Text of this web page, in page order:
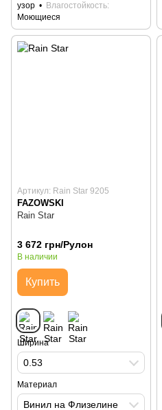
узор
Влагостойкость
Моющиеся
Артикул: Rain Star 9205
FAZOWSKI
Rain Star
3 672 грн/Рулон
В наличии
Купить
Ширина
0.53
Материал
Винил на Флизелине